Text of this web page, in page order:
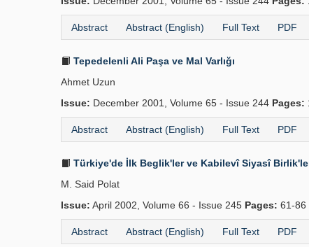
Abstract Abstract (English) Full Text PDF
Tepedelenli Ali Paşa ve Mal Varlığı
Ahmet Uzun
Issue: December 2001, Volume 65 - Issue 244 Pages:
Abstract Abstract (English) Full Text PDF
Türkiye'de İlk Beglik'ler ve Kabilevî Siyasî
M. Said Polat
Issue: April 2002, Volume 66 - Issue 245 Pages: 61-86
Abstract Abstract (English) Full Text PDF